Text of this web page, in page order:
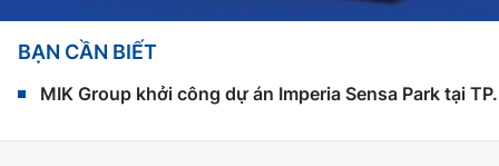
BẠN CẦN BIẾT
MIK Group khởi công dự án Imperia Sensa Park tại